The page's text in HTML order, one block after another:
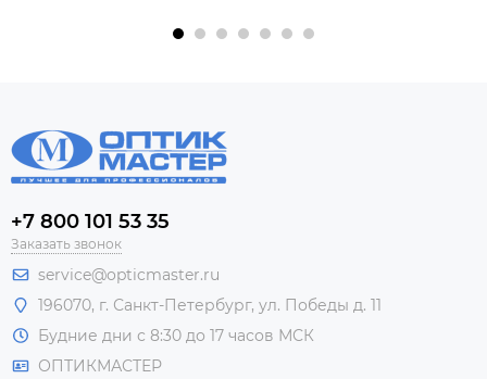
+7 800 101 53 35
Заказать звонок
service@opticmaster.ru
196070, г. Санкт-Петербург, ул. Победы д. 11
Будние дни с 8:30 до 17 часов МСК
ОПТИКМАСТЕР